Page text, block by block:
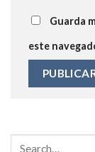
Guarda
este